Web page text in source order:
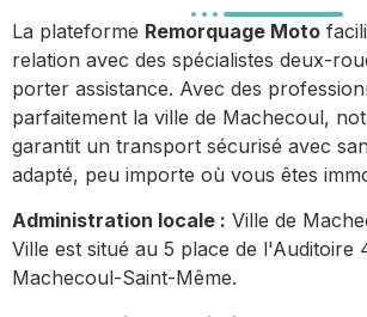
La plateforme Remorquage Moto
relation avec des spécialistes deux-
porter assistance. Avec des
parfaitement la ville de Machecoul,
garantit un transport sécurisé avec
adapté, peu importe où vous êtes
Administration locale : Ville de
Ville est situé au 5 place de l'Auditoire
Machecoul-Saint-Même.